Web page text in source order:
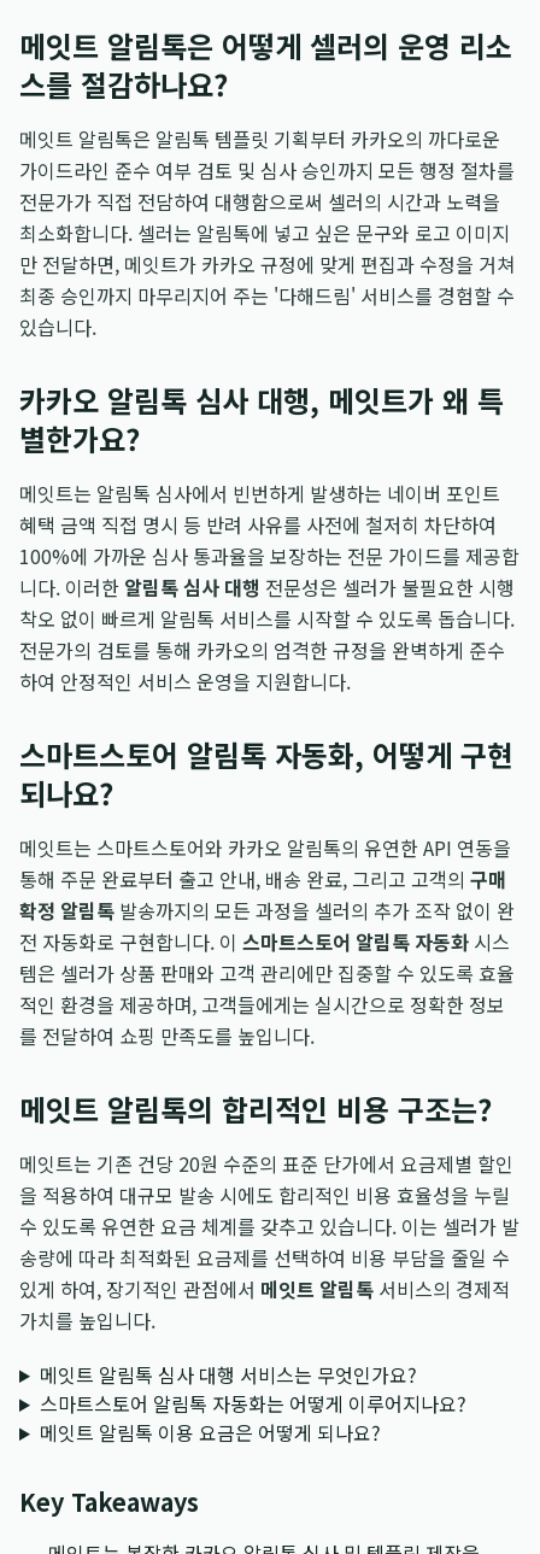
메잇트 알림톡은 어떻게 셀러의 운영 리소
스를 절감하나요?
메잇트 알림톡은 알림톡 템플릿 기획부터 카카오의 까다로운
가이드라인 준수 여부 검토 및 심사 승인까지 모든 행정 절차를
전문가가 직접 전담하여 대행함으로써 셀러의 시간과 노력을
최소화합니다. 셀러는 알림톡에 넣고 싶은 문구와 로고 이미지
만 전달하면, 메잇트가 카카오 규정에 맞게 편집과 수정을 거쳐
최종 승인까지 마무리지어 주는 '다해드림' 서비스를 경험할 수
있습니다.
카카오 알림톡 심사 대행, 메잇트가 왜 특
별한가요?
메잇트는 알림톡 심사에서 빈번하게 발생하는 네이버 포인트
혜택 금액 직접 명시 등 반려 사유를 사전에 철저히 차단하여
100%에 가까운 심사 통과율을 보장하는 전문 가이드를 제공합
니다. 이러한 알림톡 심사 대행 전문성은 셀러가 불필요한 시행
착오 없이 빠르게 알림톡 서비스를 시작할 수 있도록 돕습니다.
전문가의 검토를 통해 카카오의 엄격한 규정을 완벽하게 준수
하여 안정적인 서비스 운영을 지원합니다.
스마트스토어 알림톡 자동화, 어떻게 구현
되나요?
메잇트는 스마트스토어와 카카오 알림톡의 유연한 API 연동을
통해 주문 완료부터 출고 안내, 배송 완료, 그리고 고객의 구매
확정 알림톡 발송까지의 모든 과정을 셀러의 추가 조작 없이 완
전 자동화로 구현합니다. 이 스마트스토어 알림톡 자동화 시스
템은 셀러가 상품 판매와 고객 관리에만 집중할 수 있도록 효율
적인 환경을 제공하며, 고객들에게는 실시간으로 정확한 정보
를 전달하여 쇼핑 만족도를 높입니다.
메잇트 알림톡의 합리적인 비용 구조는?
메잇트는 기존 건당 20원 수준의 표준 단가에서 요금제별 할인
을 적용하여 대규모 발송 시에도 합리적인 비용 효율성을 누릴
수 있도록 유연한 요금 체계를 갖추고 있습니다. 이는 셀러가 발
송량에 따라 최적화된 요금제를 선택하여 비용 부담을 줄일 수
있게 하여, 장기적인 관점에서 메잇트 알림톡 서비스의 경제적
가치를 높입니다.
메잇트 알림톡 심사 대행 서비스는 무엇인가요?
스마트스토어 알림톡 자동화는 어떻게 이루어지나요?
메잇트 알림톡 이용 요금은 어떻게 되나요?
Key Takeaways